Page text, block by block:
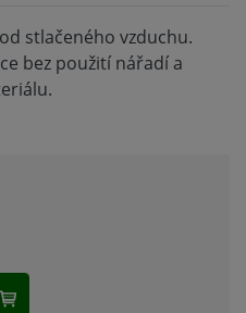
stlačeného vzduchu.
bez použití nářadí a